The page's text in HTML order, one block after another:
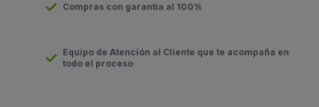
Compras con garantía al 100%
Equipo de Atención al Cliente que te acompaña en
todo el proceso